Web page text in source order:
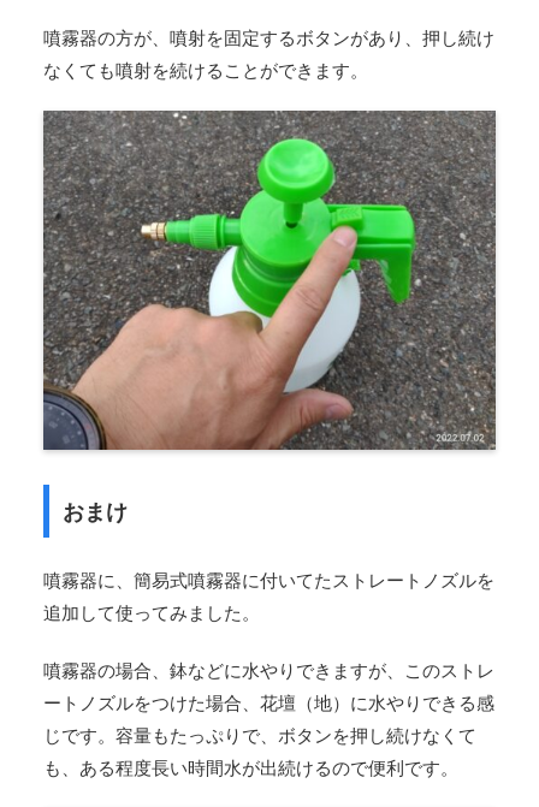
噴霧器の方が、噴射を固定するボタンがあり、押し続け
なくても噴射を続けることができます。
おまけ
噴霧器に、簡易式噴霧器に付いてたストレートノズルを
追加して使ってみました。
噴霧器の場合、鉢などに水やりできますが、このストレ
ートノズルをつけた場合、花壇（地）に水やりできる感
じです。容量もたっぷりで、ボタンを押し続けなくて
も、ある程度長い時間水が出続けるので便利です。